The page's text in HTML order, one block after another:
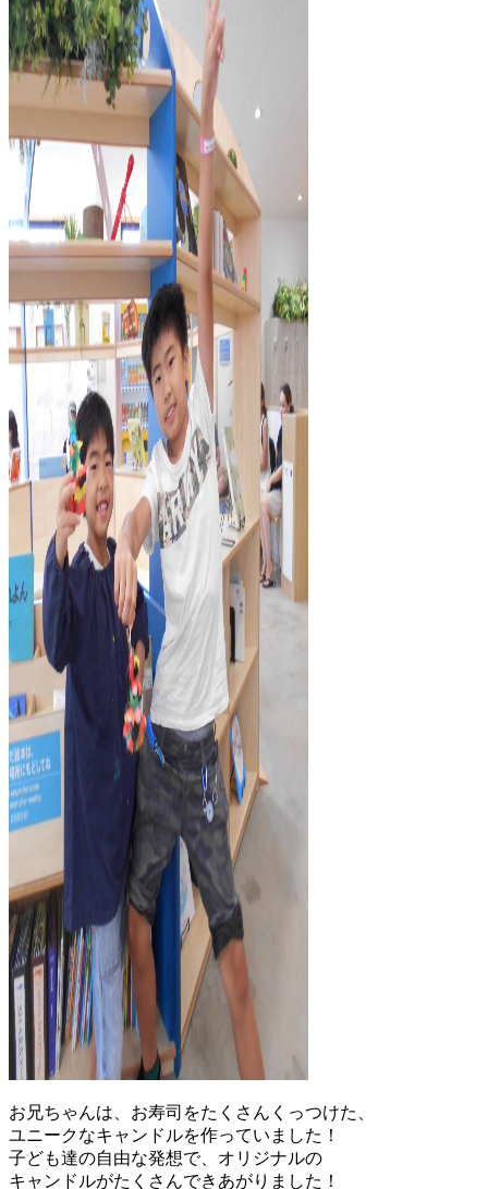
お兄ちゃんは、お寿司をたくさんくっつけた、
ユニークなキャンドルを作っていました！
子ども達の自由な発想で、オリジナルの
キャンドルがたくさんできあがりました！